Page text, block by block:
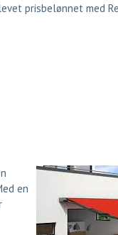
prisbelønnet med
en